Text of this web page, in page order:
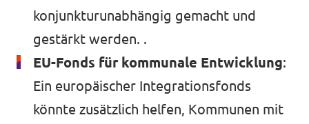
konjunkturunabhängig gemacht und
gestärkt werden. .
EU-Fonds für kommunale Entwicklung:
Ein europäischer Integrationsfonds
könnte zusätzlich helfen, Kommunen mit